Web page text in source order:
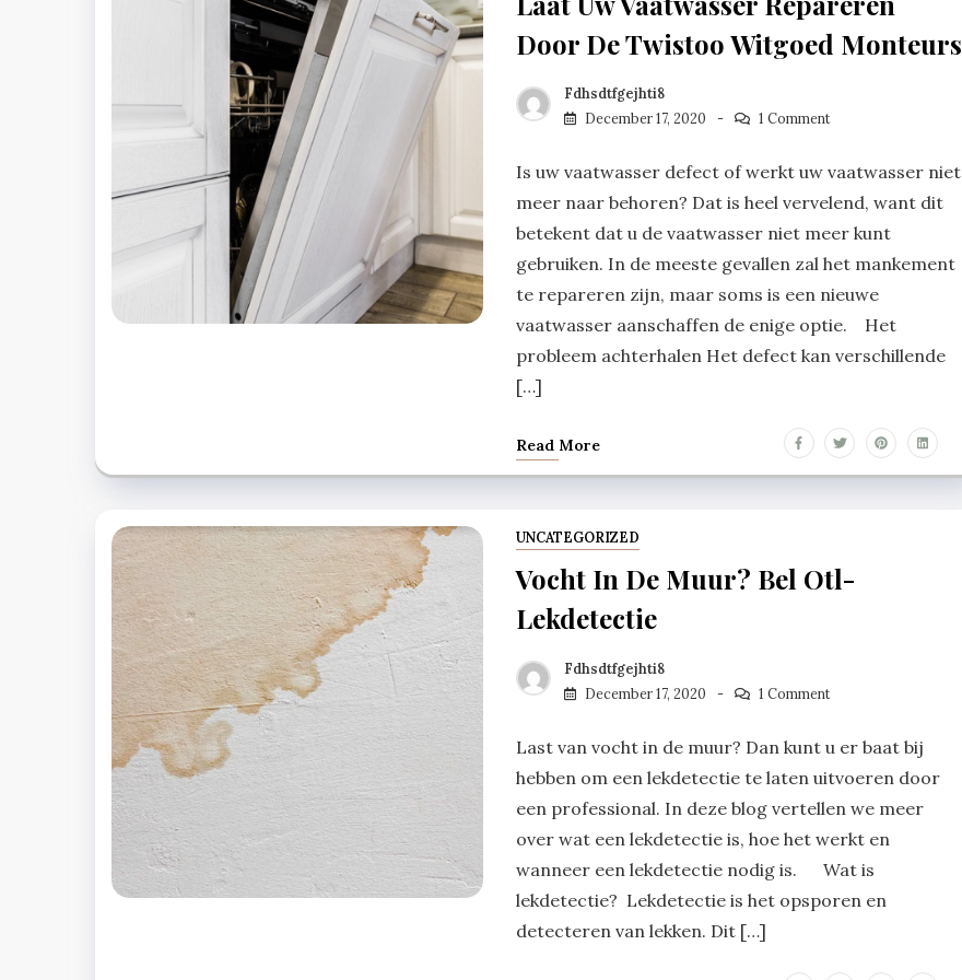
Door De Twistoo Witgoed Monteurs
Fdhsdtfgejhti8
December 17, 2020
1 Comment
Is uw vaatwasser defect of werkt uw vaatwasser niet
meer naar behoren? Dat is heel vervelend, want dit
betekent dat u de vaatwasser niet meer kunt
gebruiken. In de meeste gevallen zal het mankement
te repareren zijn, maar soms is een nieuwe
vaatwasser aanschaffen de enige optie. Het
probleem achterhalen Het defect kan verschillende
[…]
Read More
UNCATEGORIZED
Vocht In De Muur? Bel Otl-
Lekdetectie
Fdhsdtfgejhti8
December 17, 2020
1 Comment
Last van vocht in de muur? Dan kunt u er baat bij
hebben om een lekdetectie te laten uitvoeren door
een professional. In deze blog vertellen we meer
over wat een lekdetectie is, hoe het werkt en
wanneer een lekdetectie nodig is. Wat is
lekdetectie? Lekdetectie is het opsporen en
detecteren van lekken. Dit […]